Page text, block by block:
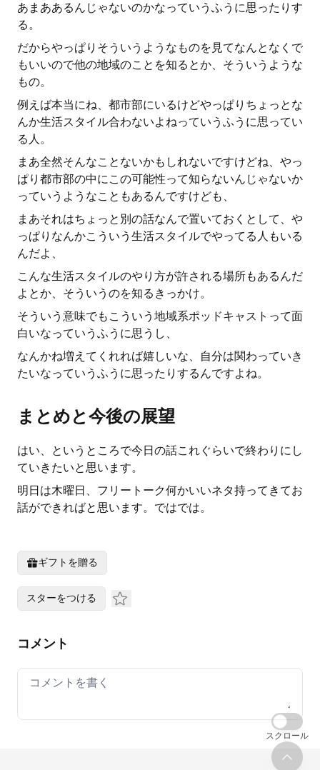
あまああるんじゃないのかなっていうふうに思ったりす
る。
だからやっぱりそういうようなものを見てなんとなくで
もいいので他の地域のことを知るとか、そういうような
もの。
例えば本当にね、都市部にいるけどやっぱりちょっとな
んか生活スタイル合わないよねっていうふうに思ってい
る人。
まあ全然そんなことないかもしれないですけどね、やっ
ぱり都市部の中にこの可能性って知らないんじゃないか
っていうようなこともあるんですけども、
まあそれはちょっと別の話なんで置いておくとして、や
っぱりなんかこういう生活スタイルでやってる人もいる
んだよ、
こんな生活スタイルのやり方が許される場所もあるんだ
よとか、そういうのを知るきっかけ。
そういう意味でもこういう地域系ポッドキャストって面
白いなっていうふうに思うし、
なんかね増えてくれれば嬉しいな、自分は関わっていき
たいなっていうふうに思ったりするんですよね。
まとめと今後の展望
はい、というところで今日の話これぐらいで終わりにし
ていきたいと思います。
明日は木曜日、フリートーク何かいいネタ持ってきてお
話ができればと思います。ではでは。
ギフトを贈る
スターをつける
コメント
Your comment
スクロール